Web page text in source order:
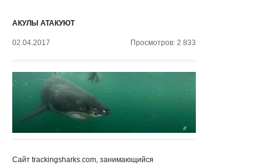
АКУЛЫ АТАКУЮТ
02.04.2017 Просмотров: 2 833
Сайт trackingsharks.com, занимающийся